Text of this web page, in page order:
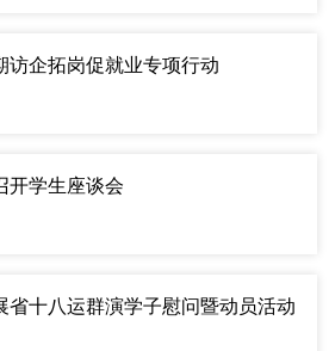
访企拓岗促就业专项行动
开学生座谈会
省十八运群演学子慰问暨动员活动